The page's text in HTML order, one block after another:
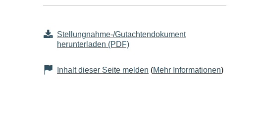
Seiteninhalt
Stellungnahme-/Gutachtendokument
herunterladen (PDF)
Inhalt dieser Seite melden (Mehr Informationen)